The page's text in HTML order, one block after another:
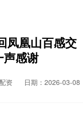
凤凰山百感交
声感谢
资
日期：2026-03-08